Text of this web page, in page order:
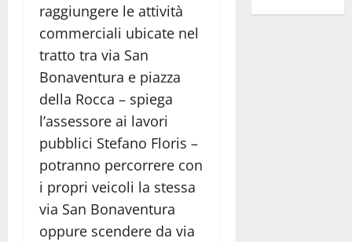
raggiungere le attività
commerciali ubicate nel
tratto tra via San
Bonaventura e piazza
della Rocca – spiega
l’assessore ai lavori
pubblici Stefano Floris –
potranno percorrere con
i propri veicoli la stessa
via San Bonaventura
oppure scendere da via
euro